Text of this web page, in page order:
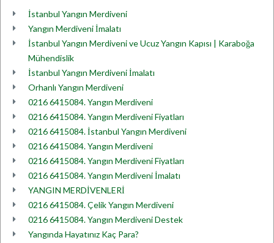
İstanbul Yangın Merdiveni
Yangın Merdiveni İmalatı
İstanbul Yangın Merdiveni ve Ucuz Yangın Kapısı | Karaboğa
Mühendislik
İstanbul Yangın Merdiveni İmalatı
Orhanlı Yangın Merdiveni
0216 6415084. Yangın Merdiveni
0216 6415084. Yangın Merdiveni Fiyatları
0216 6415084. İstanbul Yangın Merdiveni
0216 6415084. Yangın Merdiveni
0216 6415084. Yangın Merdiveni Fiyatları
0216 6415084. Yangın Merdiveni İmalatı
YANGIN MERDİVENLERİ
0216 6415084. Çelik Yangın Merdiveni
0216 6415084. Yangın Merdiveni Destek
Yangında Hayatınız Kaç Para?